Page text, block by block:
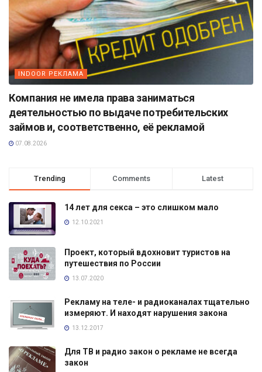
INDOOR РЕКЛАМА
Компания не имела права заниматься
деятельностью по выдаче потребительских
займов и, соответственно, её рекламой
07.08.2026
Trending Comments Latest
14 лет для секса – это слишком мало
12.10.2021
Проект, который вдохновит туристов на
путешествия по России
13.07.2020
Рекламу на теле- и радиоканалах тщательно
измеряют. И находят нарушения закона
13.12.2017
Для ТВ и радио закон о рекламе не всегда
закон